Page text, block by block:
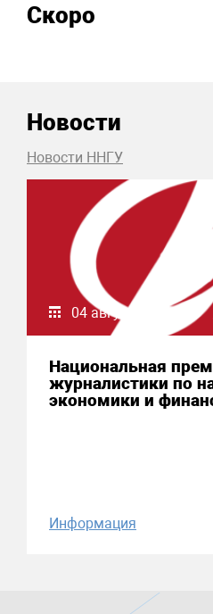
Скоро
Новости
Новости ННГУ
04 августа 2026
Национальная
журналистики по
экономики и
Информация